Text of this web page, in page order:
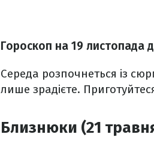
Гороскоп на 19 листопада
Середа розпочнеться із
лише зрадієте.
Близнюки (21